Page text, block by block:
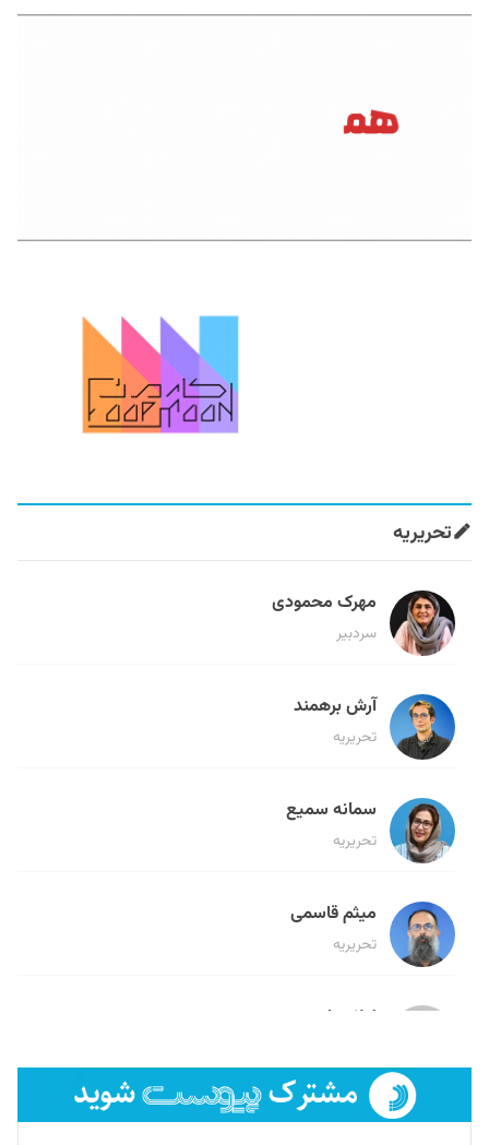
تحریریه
مهرک محمودی
سردبیر
آرش برهمند
تحریریه
سمانه سمیع
تحریریه
میثم قاسمی
تحریریه
لیلا حنارود
فائزه فتحی رستمی